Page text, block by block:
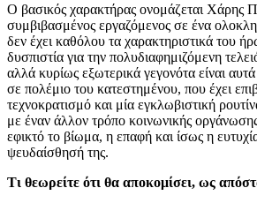
Ο βασικός χαρακτήρας ονομάζεται Χάρης
συμβιβασμένος εργαζόμενος σε ένα
δεν έχει καθόλου τα χαρακτηριστικά του
δυσπιστία για την πολυδιαφημιζόμενη
αλλά κυρίως εξωτερικά γεγονότα είναι
σε πολέμιο του κατεστημένου, που έχει
τεχνοκρατισμό και μία εγκλωβιστική
με έναν άλλον τρόπο κοινωνικής οργάνωσης
εφικτό το βίωμα, η επαφή και ίσως η
ψευδαίσθησή της.
Τι θεωρείτε ότι θα αποκομίσει, ως